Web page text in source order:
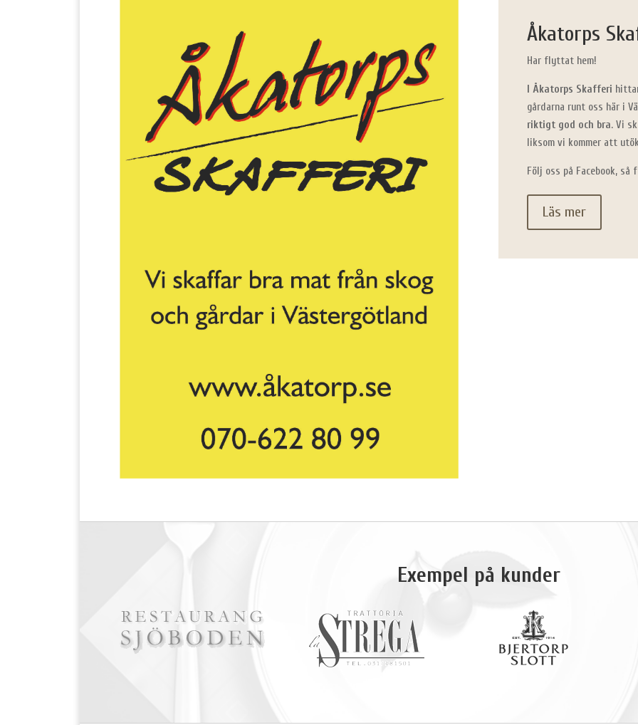
Åkatorps
Har flyttat hem!
I Åkatorps Skafferi
gårdarna runt oss här i
riktigt god och bra. Vi
liksom vi kommer att
Följ oss på Facebook,
Läs mer
Exempel på kunder